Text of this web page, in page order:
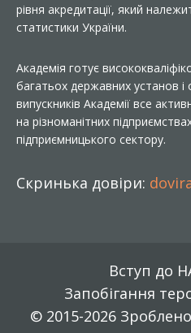
рівня акредитації, який
статистики України.
Академія готує
багатьох державних установ і
випускників Академії все
на різноманітних
підприємницького сектору.
Скринька довіри:
Вступ до
Запобігання
© 2015-2026